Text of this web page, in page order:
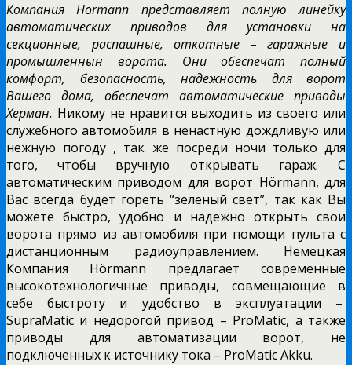
Компания Hormann представляет полную линейку
автоматических приводов для установки на
секционные, распашные, откатные – гаражные и
промышленнын ворота. Они обеспечат полный
комфорт, безопасность, надежность для ворот
Вашего дома, обеспечат автоматические приводы
Херман. Никому не нравится выходить из своего или
служебного автомобиля в ненастную дождливую или
нежную погоду , так же посреди ночи только для
того, чтобы вручную открывать гараж. С
автоматическим приводом для ворот Hörmann, для
Вас всегда будет гореть “зеленый свет”, так как Вы
можете быстро, удобно и надежно открыть свои
ворота прямо из автомобиля при помощи пульта с
дистанционным радиоуправлением. Немецкая
Компания Hörmann предлагает современные
высокотехнологичные приводы, совмещающие в
себе быстроту и удобство в эксплуатации –
SupraMatic и недорогой привод – ProMatic, а также
приводы для автоматизации ворот, не
подключенных к источнику тока – ProMatic Akku.